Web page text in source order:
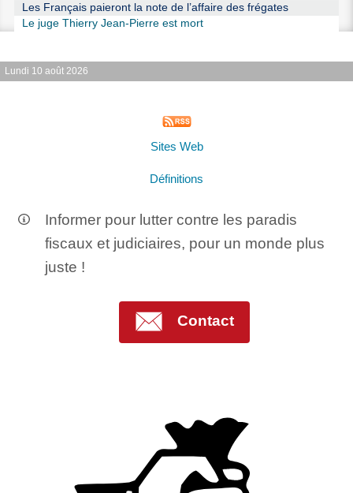
Les Français paieront la note de l’affaire des frégates
Le juge Thierry Jean-Pierre est mort
Lundi 10 août 2026
Sites Web
Définitions
Informer pour lutter contre les paradis
fiscaux et judiciaires, pour un monde plus
juste !
Contact